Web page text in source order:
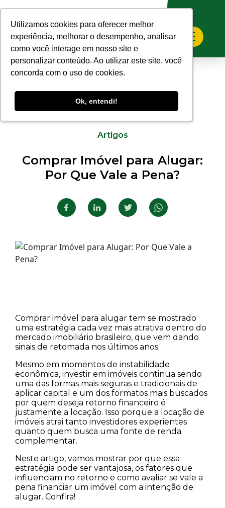
Utilizamos cookies para oferecer melhor
experiência, melhorar o desempenho, analisar
como você interage em nosso site e
personalizar conteúdo. Ao utilizar este site, você
concorda com o uso de cookies.
Ok, entendi!
Utilizamos cookies para oferecer melhor
experiência, melhorar o desempenho, analisar
como você interage em nosso site e
personalizar conteúdo. Ao utilizar este site, você
concorda com o uso de cookies.
Ok, entendi!
Artigos
Comprar Imóvel para Alugar:
Por Que Vale a Pena?
Comprar imóvel para alugar tem se mostrado
uma estratégia cada vez mais atrativa dentro do
mercado imobiliário brasileiro, que vem dando
sinais de retomada nos últimos anos.
Mesmo em momentos de instabilidade
econômica, investir em imóveis continua sendo
uma das formas mais seguras e tradicionais de
aplicar capital e um dos formatos mais buscados
por quem deseja retorno financeiro é
justamente a locação. Isso porque a locação de
imóveis atrai tanto investidores experientes
quanto quem busca uma fonte de renda
complementar.
Neste artigo, vamos mostrar por que essa
estratégia pode ser vantajosa, os fatores que
influenciam no retorno e como avaliar se vale a
pena financiar um imóvel com a intenção de
alugar. Confira!